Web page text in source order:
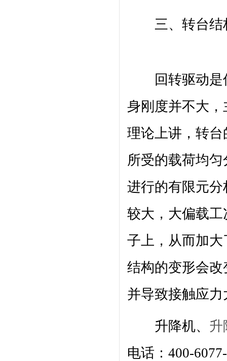
三、转台结
回转驱动是传
身刚度并不大
理论上讲，转
所受的载荷均
进行的有限元
较大，大偏载
子上，从而加
结构的变形会
并导致接触应
升降机、 升
电话：400-